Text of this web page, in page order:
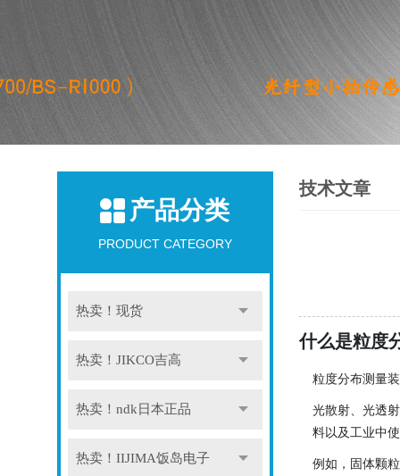
产品分类
PRODUCT CATEGORY
热卖！现货
热卖！JIKCO吉高
热卖！ndk日本正品
热卖！IIJIMA饭岛电子
技术文章
什么是粒度
粒度分布测量
光散射、光透
料以及工业中
例如，固体颗